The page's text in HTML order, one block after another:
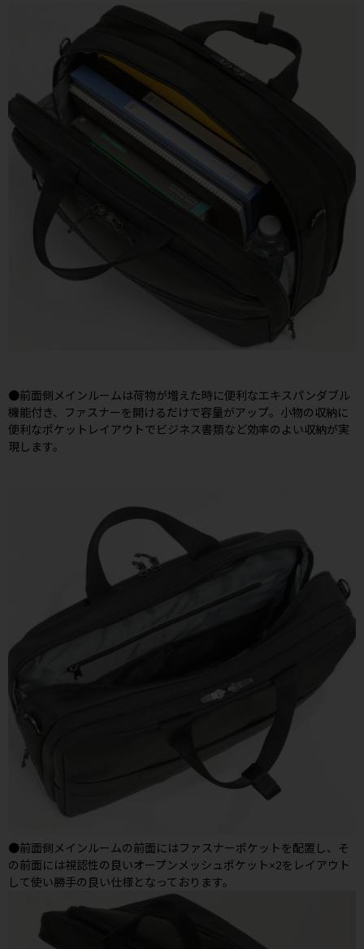
●前面側メインルームは荷物が増えた時に便利なエキスパンダブル
機能付き、ファスナーを開けるだけで容量がアップ。小物の収納に
便利なポケットレイアウトでビジネス書類など効率のよい収納が実
現します。
●前面側メインルームの前面にはファスナーポケットを配置し、そ
の前面には視認性の良いオープンメッシュポケット×2をレイアウト
して使い勝手の良い仕様となっております。